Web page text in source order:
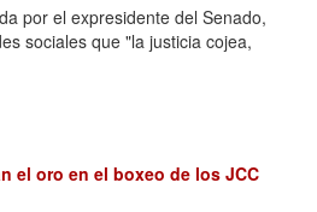
por el expresidente del Senado,
sociales que "la justicia cojea,
el oro en el boxeo de los JCC